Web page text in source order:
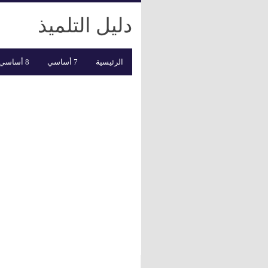
دليل التلميذ
الرئيسية 7 أساسي 8 أساسي